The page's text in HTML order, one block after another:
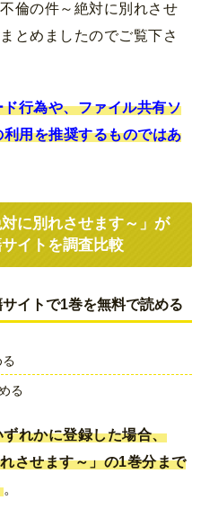
倫の件～絶対に別れさせ
とめましたのでご覧下さ
行為や、ファイル共有ソ
用を推奨するものではあ
に別れさせます～」が
イトを調査比較
イトで1巻を無料で読める
る
れかに登録した場合、
させます～」の1巻分まで
。